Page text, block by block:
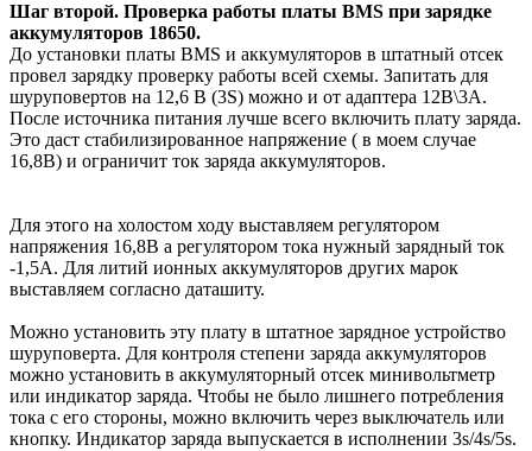
Шаг второй. Проверка работы платы BMS при зарядке
аккумуляторов 18650.
До установки платы BMS и аккумуляторов в штатный отсек
провел зарядку проверку работы всей схемы. Запитать для
шуруповертов на 12,6 В (3S) можно и от адаптера 12В\3А.
После источника питания лучше всего включить плату заряда.
Это даст стабилизированное напряжение ( в моем случае
16,8В) и ограничит ток заряда аккумуляторов.
Для этого на холостом ходу выставляем регулятором
напряжения 16,8В а регулятором тока нужный зарядный ток
-1,5А. Для литий ионных аккумуляторов других марок
выставляем согласно даташиту.
Можно установить эту плату в штатное зарядное устройство
шуруповерта. Для контроля степени заряда аккумуляторов
можно установить в аккумуляторный отсек минивольтметр
или индикатор заряда. Чтобы не было лишнего потребления
тока с его стороны, можно включить через выключатель или
кнопку. Индикатор заряда выпускается в исполнении 3s/4s/5s.